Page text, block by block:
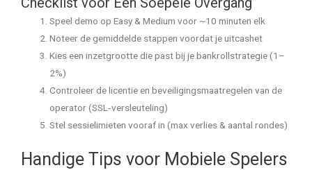
Speel demo op Easy & Medium voor ~10 minuten elk
Noteer de gemiddelde stappen voordat je uitcashet
Kies een inzetgrootte die past bij je bankrollstrategie (1–
2%)
Controleer de licentie en beveiligingsmaatregelen van de
operator (SSL‑versleuteling)
Stel sessielimieten vooraf in (max verlies & aantal rondes)
Handige Tips voor Mobiele Spelers